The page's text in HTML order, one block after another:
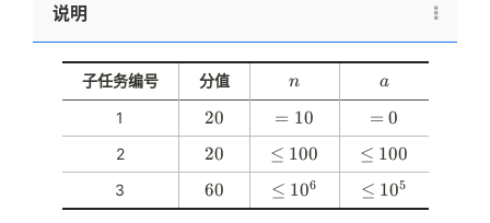
说明
子任务编号 分值 n
n a
a
1
2
0
20
=
1
0
= 10
=
0
= 0
2
2
0
20
\
l
e
≤ 100
\
l
e
≤ 100
3
6
0
60
\
l
≤ 106
\
l
≤ 105